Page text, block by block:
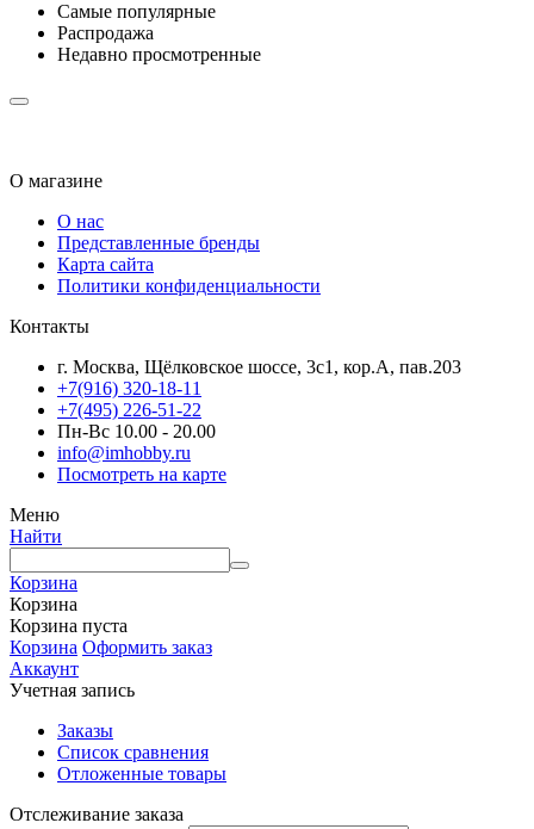
Самые популярные
Распродажа
Недавно просмотренные
О магазине
О нас
Представленные бренды
Карта сайта
Политики конфиденциальности
Контакты
г. Москва, Щёлковское шоссе, 3с1, кор.А, пав.203
+7(916) 320-18-11
+7(495) 226-51-22
Пн-Вс 10.00 - 20.00
info@imhobby.ru
Посмотреть на карте
Меню
Найти
Корзина
Корзина
Корзина пуста
Корзина Оформить заказ
Аккаунт
Учетная запись
Заказы
Список сравнения
Отложенные товары
Отслеживание заказа